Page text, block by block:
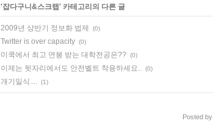
'잡다구니&스크랩' 카테고리의 다른 글
2009년 상반기 정보화 법제 (0)
Twitter is over capacity (0)
미쿡에서 최고 연봉 받는 대학전공은?? (0)
이제는 뒷자리에서도 안전벨트 착용하세요.. (0)
개기일식.... (1)
Posted by